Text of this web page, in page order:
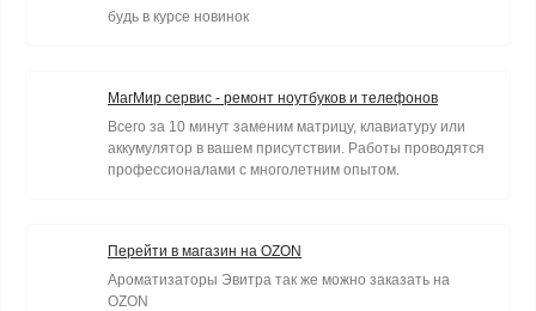
будь в курсе новинок
МагМир сервис - ремонт ноутбуков и телефонов
Всего за 10 минут заменим матрицу, клавиатуру или
аккумулятор в вашем присутствии. Работы проводятся
профессионалами с многолетним опытом.
Перейти в магазин на OZON
Ароматизаторы Эвитра так же можно заказать на
OZON